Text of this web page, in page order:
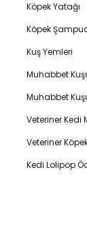
Köpek Yatağı
Köpek
Kuş Yemleri
Muhabbet
Muhabbet
Veteriner Kedi
Veteriner
Kedi Lolipop